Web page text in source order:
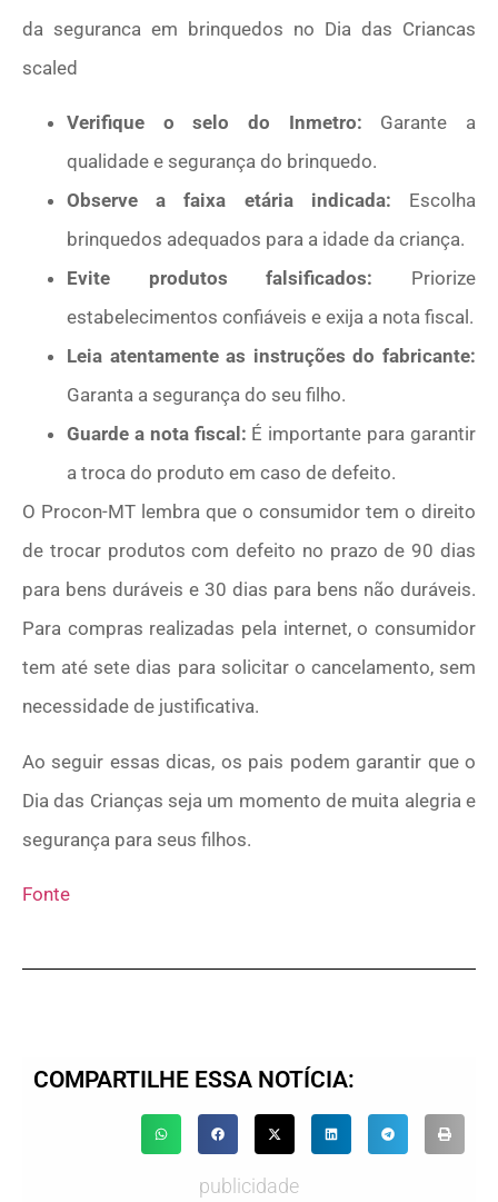
Verifique o selo do Inmetro: Garante a
qualidade e segurança do brinquedo.
Observe a faixa etária indicada: Escolha
brinquedos adequados para a idade da criança.
Evite produtos falsificados: Priorize
estabelecimentos confiáveis e exija a nota fiscal.
Leia atentamente as instruções do fabricante:
Garanta a segurança do seu filho.
Guarde a nota fiscal: É importante para garantir
a troca do produto em caso de defeito.
O Procon-MT lembra que o consumidor tem o direito
de trocar produtos com defeito no prazo de 90 dias
para bens duráveis e 30 dias para bens não duráveis.
Para compras realizadas pela internet, o consumidor
tem até sete dias para solicitar o cancelamento, sem
necessidade de justificativa.
Ao seguir essas dicas, os pais podem garantir que o
Dia das Crianças seja um momento de muita alegria e
segurança para seus filhos.
Fonte
COMPARTILHE ESSA NOTÍCIA:
publicidade